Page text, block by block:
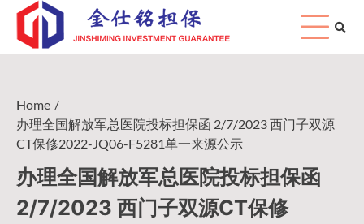
Skip
content
Home
办理全国解放军总医院投标担保函 2/7/2023 西门子双源
CT保修2022-JQ06-F5281单一来源公示
办理全国解放军总医院投标担保函
2/7/2023 西门子双源CT保修